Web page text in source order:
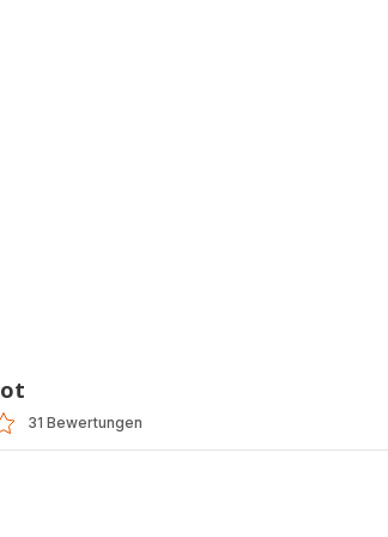
31 Bewertungen